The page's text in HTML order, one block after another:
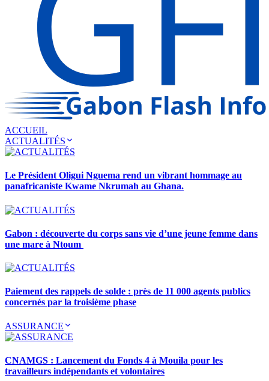
ACCUEIL
ACTUALITÉS
Le Président Oligui Nguema rend un vibrant hommage au
panafricaniste Kwame Nkrumah au Ghana.
Gabon : découverte du corps sans vie d’une jeune femme dans
une mare à Ntoum
Paiement des rappels de solde : près de 11 000 agents publics
concernés par la troisième phase
ASSURANCE
CNAMGS : Lancement du Fonds 4 à Mouila pour les
travailleurs indépendants et volontaires